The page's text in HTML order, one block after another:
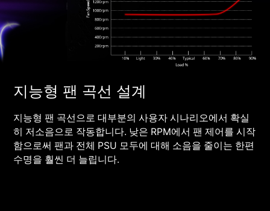
지능형 팬 곡선 설계
지능형 팬 곡선으로 대부분의 사용자 시나리오에서 확실
히 저소음으로 작동합니다. 낮은 RPM에서 팬 제어를 시작
함으로써 팬과 전체 PSU 모두에 대해 소음을 줄이는 한편
수명을 훨씬 더 늘립니다.